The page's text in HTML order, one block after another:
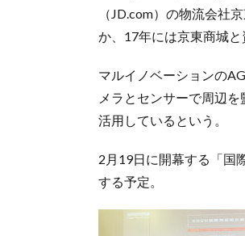
（JD.com）の物流会社
か、17年には京東商城と
マルイノベーションの
メラとセンサーで周辺
活用しているという。
2月19日に開幕する「国
する予定。